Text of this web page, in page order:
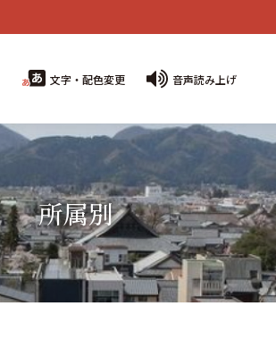
文字・配色変更 音声読み上げ
所属別